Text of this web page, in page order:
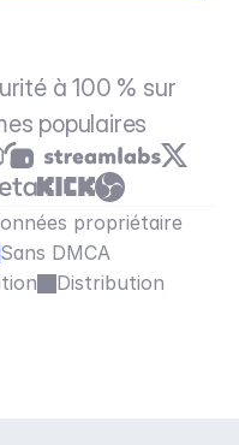
à 100 % sur
populaires
propriétaire
Sans DMCA
Distribution